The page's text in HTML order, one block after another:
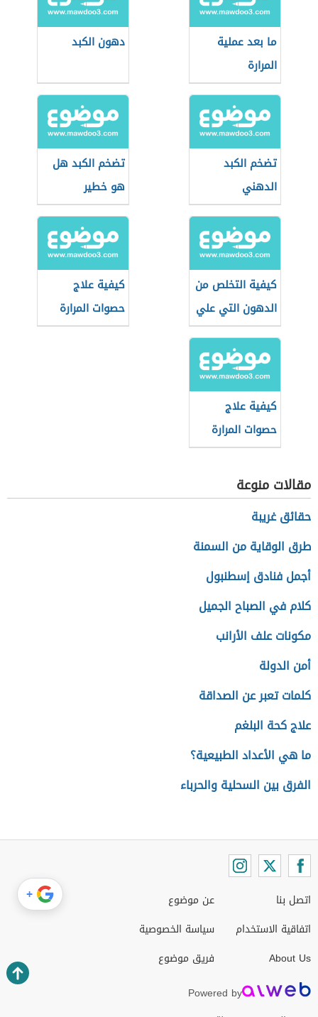
ما بعد عملية
المرارة
دهون الكبد
تضخم الكبد
الدهني
تضخم الكبد هل
هو خطير
كيفية التخلص من
الدهون التي علي
الكبد
كيفية علاج
حصوات المرارة
بدون جراحة
كيفية علاج
حصوات المرارة
مقالات منوعة
حقائق غريبة
طرق الوقاية من السمنة
أجمل فنادق إسطنبول
كلام في الصباح الجميل
مكونات علف الأرانب
أمن الدولة
كلمات تعبر عن الصداقة
علاج كحة البلغم
ما هي الأعداد الطبيعية؟
الفرق بين السحلية والحرباء
اتصل بنا
اتفاقية الاستخدام
About Us
عن موضوع
سياسة الخصوصية
فريق موضوع
Powered by
+